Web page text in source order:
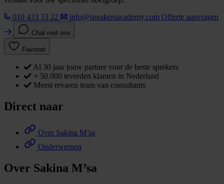
010 433 33 22
info@speakersacademy.com Offerte aanvragen
Chat met ons
Favoriet
Al 30 jaar jouw partner voor de beste sprekers
+ 50.000 tevreden klanten in Nederland
Meest ervaren team van consultants
Direct naar
Over Sakina M’sa
Onderwerpen
Over Sakina M’sa